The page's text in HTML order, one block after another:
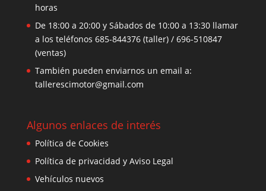
horas
De 18:00 a 20:00 y Sábados de 10:00 a 13:30 llamar
a los teléfonos 685-844376 (taller) / 696-510847
(ventas)
También pueden enviarnos un email a:
tallerescimotor@gmail.com
Algunos enlaces de interés
Política de Cookies
Política de privacidad y Aviso Legal
Vehículos nuevos